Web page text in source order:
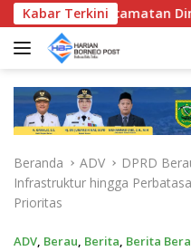
a
Kabar Terkini
Kecamatan Diminta
Beranda ADV
DPRD
Infrastruktur hingga
Prioritas
ADV, Berau, Berita, Berita